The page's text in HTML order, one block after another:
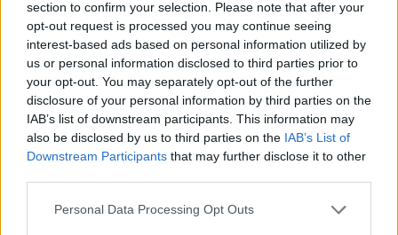
section to confirm your selection. Please note that after your
opt-out request is processed you may continue seeing
interest-based ads based on personal information utilized by
us or personal information disclosed to third parties prior to
your opt-out. You may separately opt-out of the further
disclosure of your personal information by third parties on the
IAB’s list of downstream participants. This information may
also be disclosed by us to third parties on the IAB’s List of
Downstream Participants that may further disclose it to other
Personal Data Processing Opt Outs
Η ομάδα της παράστασης αποτελείται από τον
Γιώργο Κατσή και τον Κωνσταντίνο Πλεμμένο, οι
οποίοι ήταν συμμαθητές στη Δραματική Σχολή του
Εθνικού Θεάτρου και δημιουργήθηκε βάσει του
αμοιβαίου σεβασμού του ενός για τον άλλον και την
αγάπη που μοιράζονται για την τέχνη τους.
«Στεν»
Μια παράσταση βασισμένη στο διήγημα του Θανάση